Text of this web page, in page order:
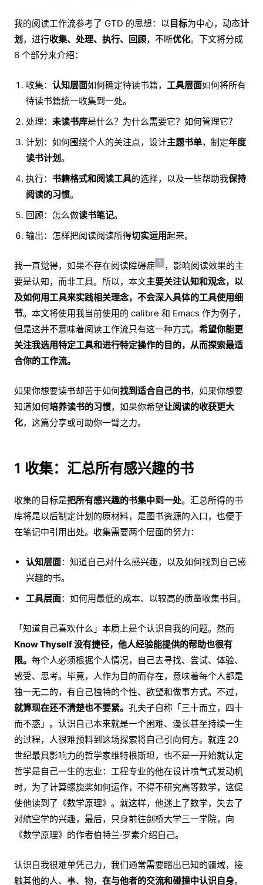
我的阅读工作流参考了 GTD 的思想：以 目标为中心，动态计
划 ，进行收集、处理、执行、回顾，不断优化。下文将分成
6 个部分来介绍：
收集： 认知层面如何确定待读书籍， 工具层面如何将所有
待读书籍统一收集到一处。
处理： 未读书库是什么？为什么需要它？如何管理它？
计划：如何围绕个人的关注点，设计主题书单，制定年度
读书计划。
执行： 书籍格式和阅读工具的选择，以及一些帮助我保持
阅读的习惯。
回顾：怎么做读书笔记。
输出：怎样把阅读阅读所得切实运用起来。
我一直觉得，如果不存在阅读障碍症 1 ，影响阅读效果的主
要是认知，而非工具。所以，本文主要关注认知和观念，以
及如何用工具来实践相关理念，不会深入具体的工具使用细
节。本文将使用我当前使用的 calibre 和 Emacs 作为例子，
但是这并不意味着阅读工作流只有这一种方式。 希望你能更
关注我选用特定工具和进行特定操作的目的，从而探索最适
合你的工作流。
如果你想要读书却苦于如何找到适合自己的书，如果你想要
知道如何培养读书的习惯，如果你希望让阅读的收获更大
化，这篇分享或可助你一臂之力。
1 收集：汇总所有感兴趣的书
收集的目标是把所有感兴趣的书集中到一处。汇总所得的书
库将是以后制定计划的原材料，是图书资源的入口，也便于
在笔记中引用出处。收集需要两个层面的努力：
认知层面：知道自己对什么感兴趣，以及如何找到自己感
兴趣的书。
工具层面：如何用最低的成本、以较高的质量收集书目。
「知道自己喜欢什么」本质上是个认识自我的问题。然而
Know Thyself 没有捷径，他人经验能提供的帮助也很有
限。 每个人必须根据个人情况，自己去寻找、尝试、体验、
感受、思考。毕竟，人作为目的而存在，意味着每个人都是
独一无二的，有自己独特的个性、欲望和做事方式。不过，
就算现在还不清楚也不要紧。 孔夫子自称「三十而立，四十
而不惑」。认识自己本来就是一个困难、漫长甚至持续一生
的过程，人很难预料到这场探索将自己引向何方。就连 20
世纪最具影响力的哲学家维特根斯坦，也不是一开始就认定
哲学是自己一生的志业：工程专业的他在设计喷气式发动机
时，为了计算螺旋桨如何运作，不得不研究高等数学，这促
使他读到了《数学原理》。就这样，他迷上了数学，失去了
对航空学的兴趣，最后，只身前往剑桥大学三一学院，向
《数学原理》的作者伯特兰·罗素介绍自己。
认识自我很难单凭己力，我们通常需要踏出已知的疆域，接
触其他的人、事、物， 在与他者的交流和碰撞中认识自身。